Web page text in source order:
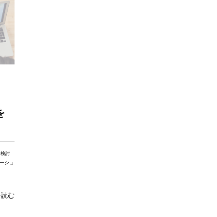
討
ショ
む